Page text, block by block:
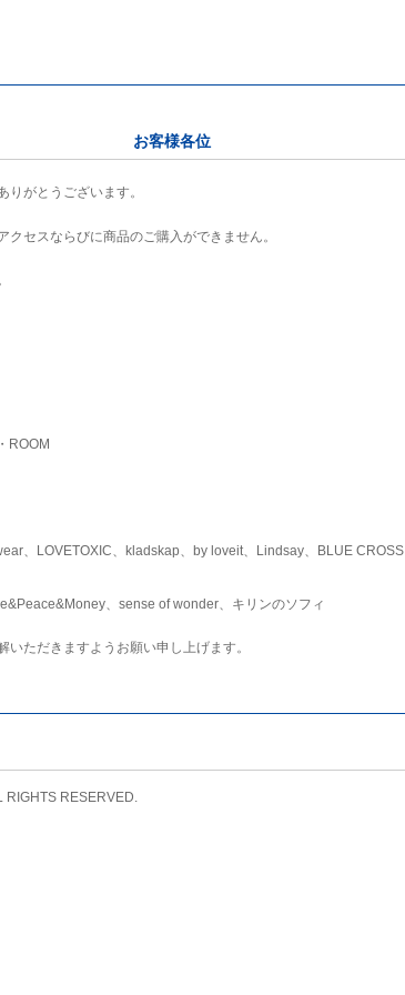
お客様各位
がとうございます。
セスならびに商品のご購入ができません。
ROOM
、LOVETOXIC、kladskap、by loveit、Lindsay、BLUE CROSS
、sense of wonder、キリンのソフィ
ただきますようお願い申し上げます。